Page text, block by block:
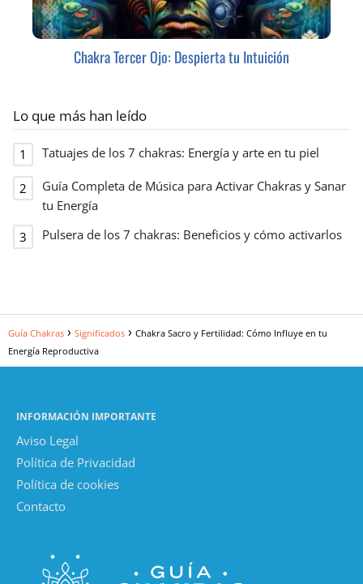
Chakra Tercer Ojo: Despierta tu Intuición
Lo que más han leído
Tatuajes de los 7 chakras: Energía y arte en tu piel
Guía Completa de Música para Activar Chakras y Sanar
tu Energía
Pulsera de los 7 chakras: Beneficios y cómo activarlos
Guía Chakras Significados
Chakra Sacro y Fertilidad: Cómo Influye en tu
Energía Reproductiva
INFORMACIÓN IMPORTANTE
Aviso Legal
Política de Privacidad
Política de cookies
Contacto